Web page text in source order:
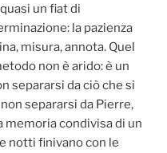
un fiat di
la pazienza
misura, annota. Quel
non è arido: è un
separarsi da ciò che si
separarsi da Pierre,
memoria condivisa di un
notti finivano con le